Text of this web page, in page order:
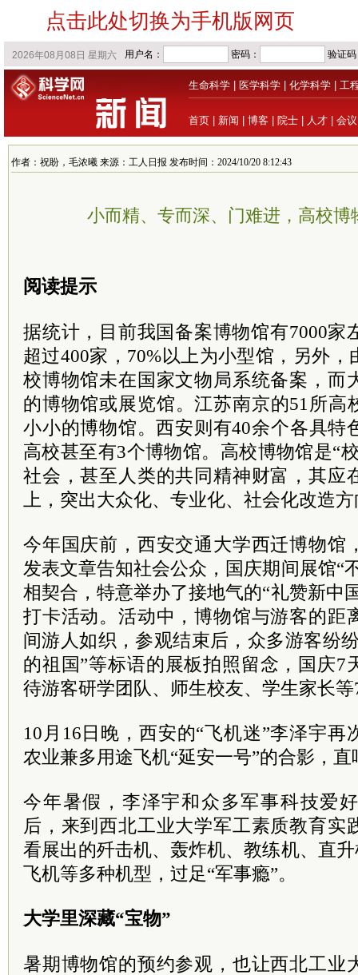
点击此处切换为手机版网页
生命科学 医学科学 化学科学 工
首页 新闻 博客 院士 人才 会议
作者：祝盼，毛浓曦 来源：工人日报 发布时间：2024/10/20 8:12:43
小而精、专而深、门难进，高校博
阅读提示
据统计，目前我国备案博物馆有7000家
超过400家，70%以上为小型馆，另外
校博物馆未在国家文物局系统备案，而
的博物馆或展览馆。江苏南京的51所高
小小的博物馆。西安则有40余个各具特
高校甚至有3个博物馆。高校博物馆是“
社会，甚至人类的共同精神财富，其应
上，突出大众化、专业化、社会化改造
今年国庆前，西安交通大学西迁博物馆
发表文章告知社会公众，国庆期间展馆“
相契合，特意举办了接地气的“礼赞新中
打卡活动。活动中，博物馆与游客的距
间游人如织，参观结束后，众多游客纷
的祖国”等标语的展板拍照留念，国庆7
待游客研学团队、师生校友、学生家长等
10月16日晚，西安的“飞机迷”李泽宇再
农业兼多用途飞机“延安一号”的合影，直
今年暑假，李泽宇和众多军事科技爱
后，来到西北工业大学军工素质教育实
看展出的歼击机、轰炸机、教练机、直
飞机等多种机型，过足“军事瘾”。
大学里深藏“宝物”
暑期博物馆的预约参观，也让西北工业